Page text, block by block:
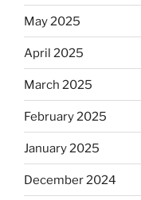
May 2025
April 2025
March 2025
February 2025
January 2025
December 2024